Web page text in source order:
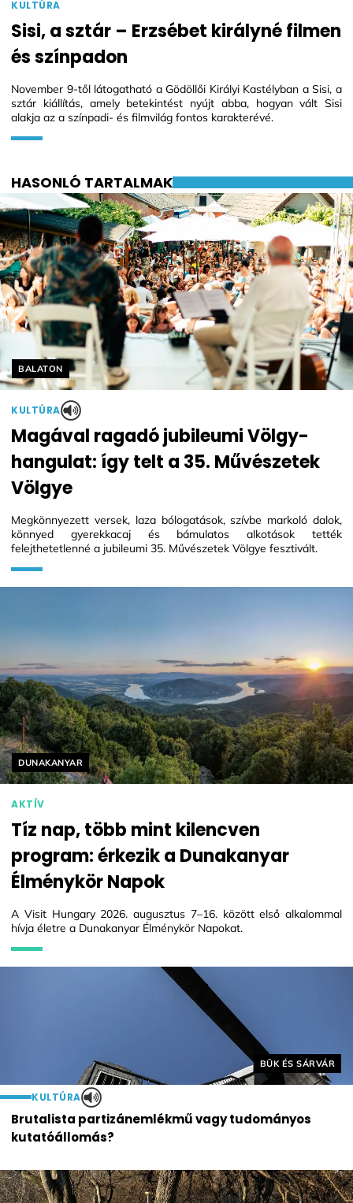
KULTÚRA
Sisi, a sztár – Erzsébet királyné filmen
és színpadon
November 9-től látogatható a Gödöllői Királyi Kastélyban a Sisi, a
sztár kiállítás, amely betekintést nyújt abba, hogyan vált Sisi
alakja az a színpadi- és filmvilág fontos karakterévé.
HASONLÓ TARTALMAK
Helyszín címkék:
BALATON
KULTÚRA
Magával ragadó jubileumi Völgy-
hangulat: így telt a 35. Művészetek
Völgye
Megkönnyezett versek, laza bólogatások, szívbe markoló dalok,
könnyed gyerekkacaj és bámulatos alkotások tették
felejthetetlenné a jubileumi 35. Művészetek Völgye fesztivált.
Helyszín címkék:
BÜK ÉS SÁRVÁR
KULTÚRA
Brutalista partizánemlékmű vagy tudományos
kutatóállomás?
Helyszín címkék:
DUNAKANYAR
AKTÍV
Tíz nap, több mint kilencven
program: érkezik a Dunakanyar
Élménykör Napok
A Visit Hungary 2026. augusztus 7–16. között első alkalommal
hívja életre a Dunakanyar Élménykör Napokat.